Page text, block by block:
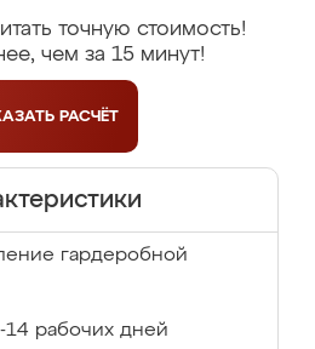
точную стоимость!
чем за 15 минут!
РАСЧЁТ
гардеробной
14 рабочих дней